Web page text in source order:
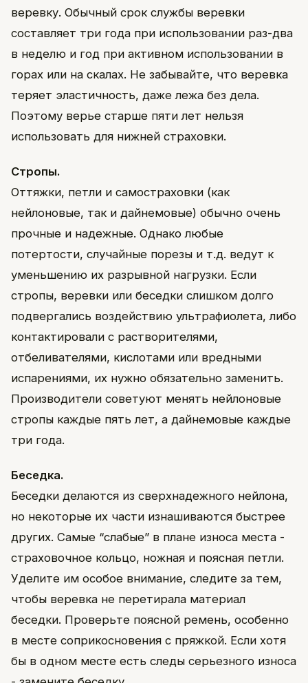
веревку. Обычный срок службы веревки
составляет три года при использовании раз-два
в неделю и год при активном использовании в
горах или на скалах. Не забывайте, что веревка
теряет эластичность, даже лежа без дела.
Поэтому верье старше пяти лет нельзя
использовать для нижней страховки.
Стропы.
Оттяжки, петли и самостраховки (как
нейлоновые, так и дайнемовые) обычно очень
прочные и надежные. Однако любые
потертости, случайные порезы и т.д. ведут к
уменьшению их разрывной нагрузки. Если
стропы, веревки или беседки слишком долго
подвергались воздействию ультрафиолета, либо
контактировали с растворителями,
отбеливателями, кислотами или вредными
испарениями, их нужно обязательно заменить.
Производители советуют менять нейлоновые
стропы каждые пять лет, а дайнемовые каждые
три года.
Беседка.
Беседки делаются из сверхнадежного нейлона,
но некоторые их части изнашиваются быстрее
других. Самые “слабые” в плане износа места -
страховочное кольцо, ножная и поясная петли.
Уделите им особое внимание, следите за тем,
чтобы веревка не перетирала материал
беседки. Проверьте поясной ремень, особенно
в месте соприкосновения с пряжкой. Если хотя
бы в одном месте есть следы серьезного износа